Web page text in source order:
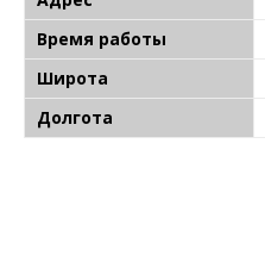
Время работы
Широта
Долгота